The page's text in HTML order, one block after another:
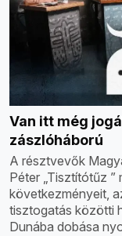
Van itt még
zászlóháború
A résztvevők
Péter „Tisztítótűz ”
következményeit,
tisztogatás közötti
Dunába dobása